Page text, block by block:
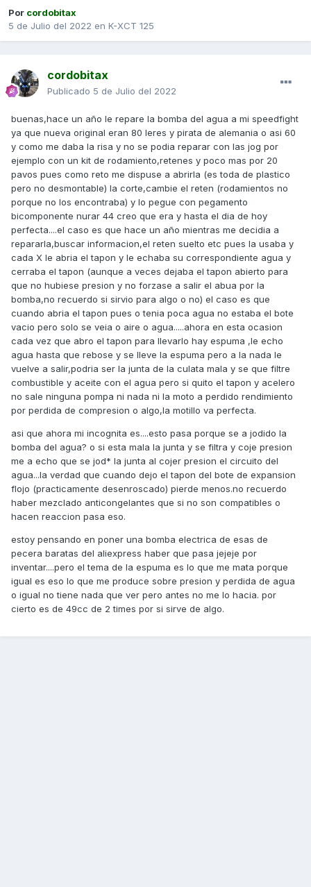
Por cordobitax
5 de Julio del 2022 en K-XCT 125
cordobitax
Publicado 5 de Julio del 2022
buenas,hace un año le repare la bomba del agua a mi speedfight
ya que nueva original eran 80 leres y pirata de alemania o asi 60
y como me daba la risa y no se podia reparar con las jog por
ejemplo con un kit de rodamiento,retenes y poco mas por 20
pavos pues como reto me dispuse a abrirla (es toda de plastico
pero no desmontable) la corte,cambie el reten (rodamientos no
porque no los encontraba) y lo pegue con pegamento
bicomponente nurar 44 creo que era y hasta el dia de hoy
perfecta....el caso es que hace un año mientras me decidia a
repararla,buscar informacion,el reten suelto etc pues la usaba y
cada X le abria el tapon y le echaba su correspondiente agua y
cerraba el tapon (aunque a veces dejaba el tapon abierto para
que no hubiese presion y no forzase a salir el abua por la
bomba,no recuerdo si sirvio para algo o no) el caso es que
cuando abria el tapon pues o tenia poca agua no estaba el bote
vacio pero solo se veia o aire o agua.....ahora en esta ocasion
cada vez que abro el tapon para llevarlo hay espuma ,le echo
agua hasta que rebose y se lleve la espuma pero a la nada le
vuelve a salir,podria ser la junta de la culata mala y se que filtre
combustible y aceite con el agua pero si quito el tapon y acelero
no sale ninguna pompa ni nada ni la moto a perdido rendimiento
por perdida de compresion o algo,la motillo va perfecta.
asi que ahora mi incognita es....esto pasa porque se a jodido la
bomba del agua? o si esta mala la junta y se filtra y coje presion
me a echo que se jod* la junta al cojer presion el circuito del
agua...la verdad que cuando dejo el tapon del bote de expansion
flojo (practicamente desenroscado) pierde menos.no recuerdo
haber mezclado anticongelantes que si no son compatibles o
hacen reaccion pasa eso.
estoy pensando en poner una bomba electrica de esas de
pecera baratas del aliexpress haber que pasa jejeje por
inventar....pero el tema de la espuma es lo que me mata porque
igual es eso lo que me produce sobre presion y perdida de agua
o igual no tiene nada que ver pero antes no me lo hacia. por
cierto es de 49cc de 2 times por si sirve de algo.